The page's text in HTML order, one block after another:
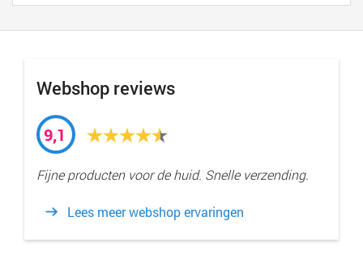
Webshop reviews
9,1
Fijne producten voor de huid. Snelle verzending.
Lees meer webshop ervaringen